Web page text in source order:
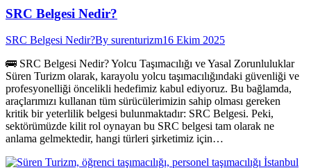
SRC Belgesi Nedir?
SRC Belgesi Nedir?By surenturizm16 Ekim 2025
🚌 SRC Belgesi Nedir? Yolcu Taşımacılığı ve Yasal Zorunluluklar
Süren Turizm olarak, karayolu yolcu taşımacılığındaki güvenliği ve
profesyonelliği öncelikli hedefimiz kabul ediyoruz. Bu bağlamda,
araçlarımızı kullanan tüm sürücülerimizin sahip olması gereken
kritik bir yeterlilik belgesi bulunmaktadır: SRC Belgesi. Peki,
sektörümüzde kilit rol oynayan bu SRC belgesi tam olarak ne
anlama gelmektedir, hangi türleri şirketimiz için…